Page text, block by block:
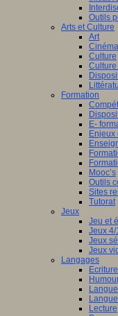
Outils
Arts et Culture
Art
Cinéma
Culture
Formation
E-
Enjeux
Mooc’s
Outils
Sites
Tutorat
Jeux
Jeu et
Jeux
Jeux
Jeux
Langages
Ecriture
Lecture